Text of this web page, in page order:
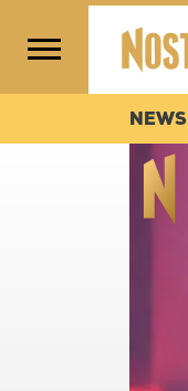
NEWS